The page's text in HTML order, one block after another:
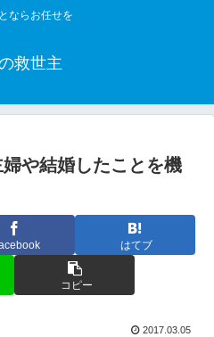
ならお任せを
救世主
や結婚したことを機
はてブ
コピー
2017.03.05